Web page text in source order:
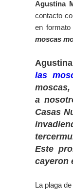
Agustina
contacto
en formato
moscas
Agustina
las
moscas,
a
Casas
Este
cayeron
La plaga